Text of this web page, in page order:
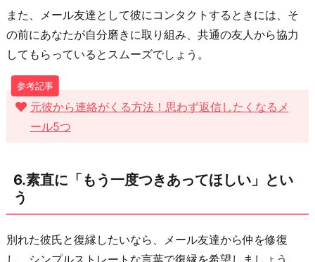
また、メール友達として彼にコンタクトするときには、そ
の前にあなたが自分磨きに取り組み、共通の友人から協力
してもらっているとスムーズでしょう。
元彼から連絡がくる方法！思わず返信したくなるメ
ール5つ
6.素直に「もう一度つきあってほしい」とい
う
別れた彼氏と復縁したいなら、メール友達から仲を修復
し、シンプルストレートな言葉で復縁を希望しましょう。